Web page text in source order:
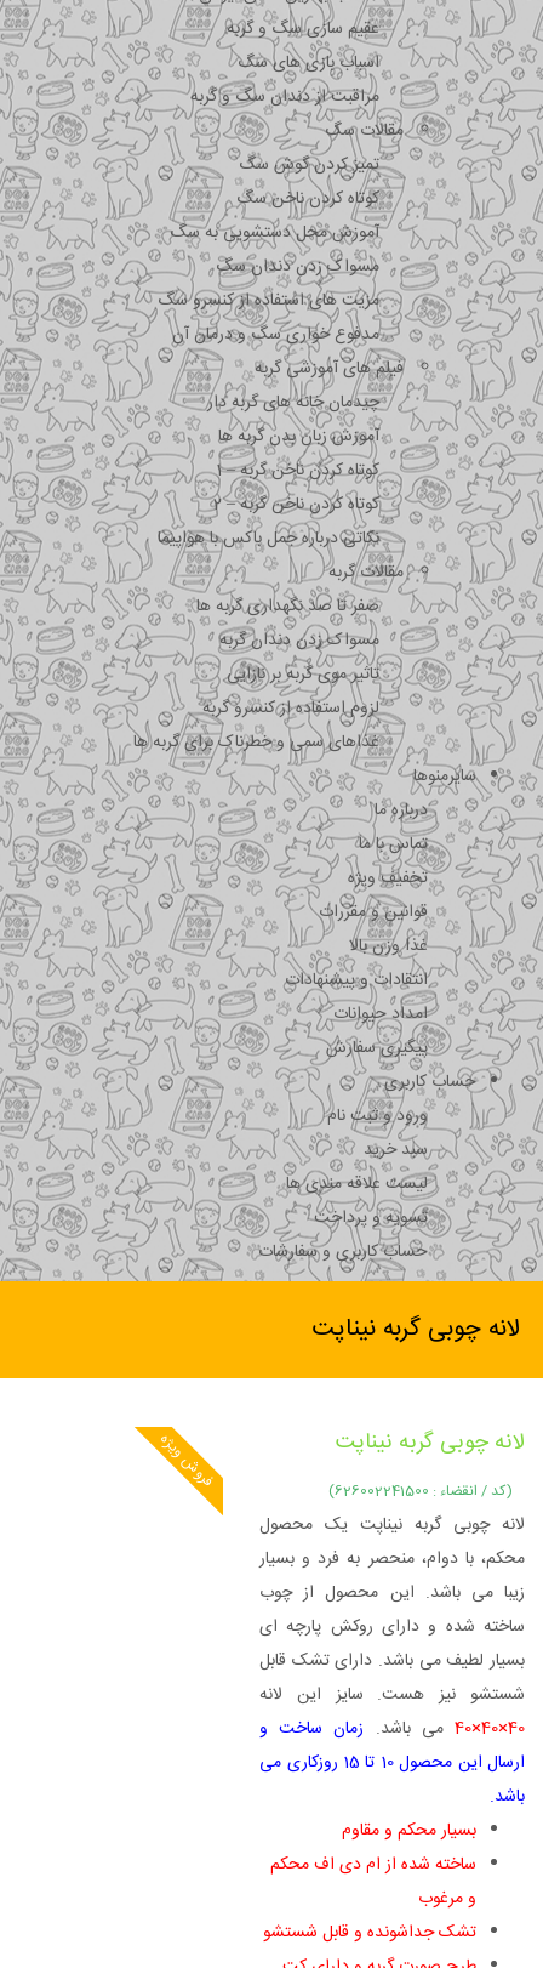
عقیم سازی سگ و گربه
اسباب بازی های سگ
مراقبت از دندان سگ و گربه
مقالات سگ
تمیز کردن گوش سگ
کوتاه کردن ناخن سگ
آموزش محل دستشویی به سگ
مسواک زدن دندان سگ
مزیت های استفاده از کنسرو سگ
مدفوع خواری سگ و درمان آن
فیلم های آموزشی گربه
چیدمان خانه های گربه دار
آموزش زبان بدن گربه ها
کوتاه کردن ناخن گربه – 1
کوتاه کردن ناخن گربه – 2
نکاتی درباره جمل باکس با هواپیما
مقالات گربه
صفر تا صد نگهداری گربه ها
مسواک زدن دندان گربه
تاثیر موی گربه بر نازایی
لزوم استفاده از کنسرو گربه
غذاهای سمی و خطرناک برای گربه ها
سایرمنوها
درباره ما
تماس با ما
تخفیف ویژه
قوانین و مقررات
غذا وزن بالا
انتقادات و پیشنهادات
امداد حیوانات
پیگیری سفارش
حساب کاربری
ورود و ثبت نام
سبد خرید
لیست علاقه مندی ها
تسویه و پرداخت
حساب کاربری و سفارشات
لانه چوبی گربه نیناپت
فروش ویژه لانه چوبی گربه نیناپت
(کد / انقضاء : 626002241500)
لانه چوبی گربه نیناپت یک محصول
محکم، با دوام، منحصر به فرد و بسیار
زیبا می باشد. این محصول از چوب
ساخته شده و دارای روکش پارچه ای
بسیار لطیف می باشد. دارای تشک قابل
شستشو نیز هست. سایز این لانه
40×40×40
می باشد. زمان ساخت و
ارسال این محصول 10 تا 15 روزکاری می
باشد.
بسیار محکم و مقاوم
ساخته شده از ام دی اف محکم
و مرغوب
تشک جداشونده و قابل شستشو